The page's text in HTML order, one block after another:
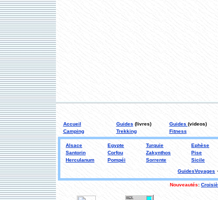
Accueil Guides(livres) Guides (videos)
Camping
Trekking Fitness
Alsace Egypte Turquie
Ephèse
Santorin
Corfou Zakynthos
Pise
Herculanum
Pompéi Sorrente Sicile
GuidesVoyages
Nouveautés: